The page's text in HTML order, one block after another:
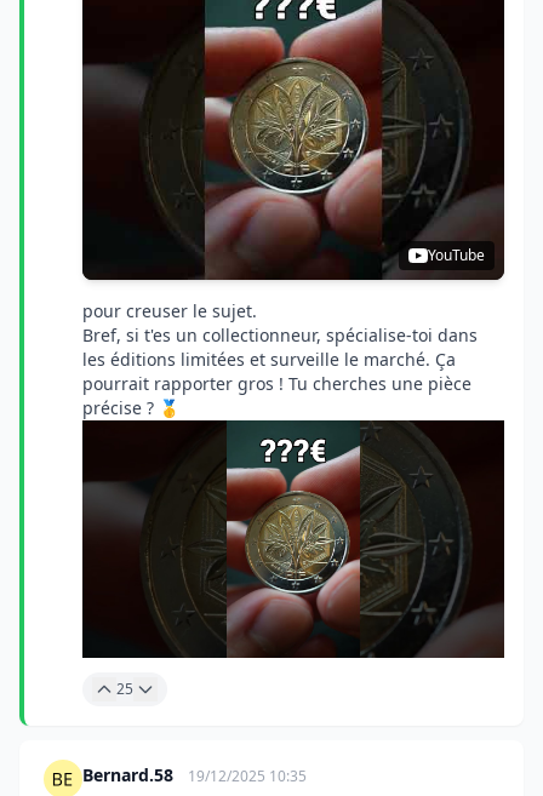
YouTube
pour creuser le sujet.
Bref, si t'es un collectionneur, spécialise-toi dans
les éditions limitées et surveille le marché. Ça
pourrait rapporter gros ! Tu cherches une pièce
précise ? 🥇
25
Bernard.58 19/12/2025 10:35